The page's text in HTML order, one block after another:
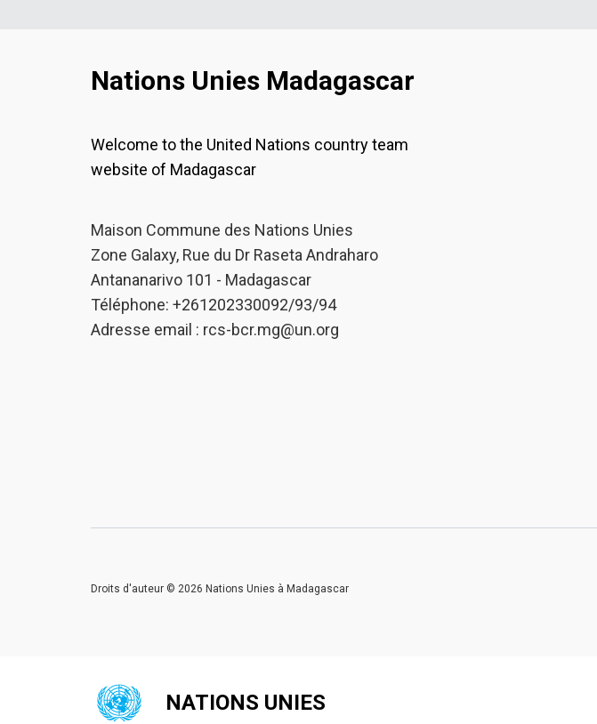
Nations Unies Madagascar
Welcome to the United Nations country team
website of Madagascar
Maison Commune des Nations Unies
Zone Galaxy, Rue du Dr Raseta Andraharo
Antananarivo 101 - Madagascar
Téléphone: +261202330092/93/94
Adresse email : rcs-bcr.mg@un.org
Droits d'auteur © 2026 Nations Unies à Madagascar
NATIONS UNIES